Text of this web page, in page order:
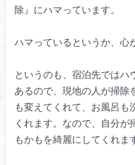
除』にハマっています。
ハマっているというか、 心
というのも、宿泊先ではハ
あるので、 現地の人が掃除
も変えてくれて、 お風呂も
くれます。 なので、自分が
もかもを綺麗にしてくれま